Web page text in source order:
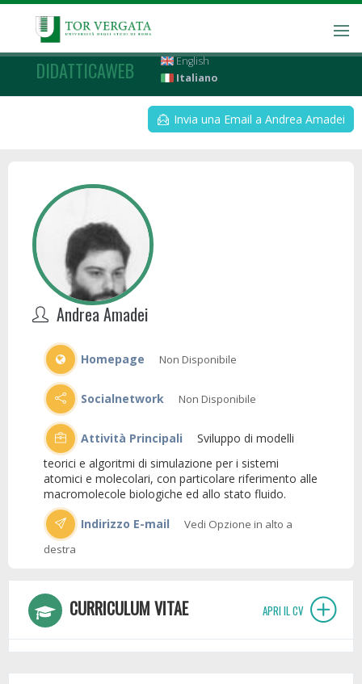
DIDATTICAWEB
English
Italiano
Invia una Email a Andrea Amadei
Andrea Amadei
Homepage Non Disponibile
Socialnetwork Non Disponibile
Attività Principali
teorici e algoritmi di simulazione per i sistemi
atomici e molecolari, con particolare riferimento alle
macromolecole biologiche ed allo stato fluido.
Indirizzo E-mail
Vedi Opzione in alto a
destra
CURRICULUM VITAE APRI IL CV